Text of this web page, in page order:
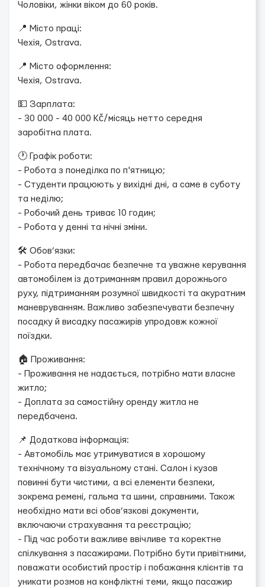
Чоловіки, жінки віком до 60 років.
📍 Місто праці:
Чехія, Ostrava.
📍 Місто оформлення:
Чехія, Ostrava.
💵 Зарплата:
- 30 000 - 40 000 Kč/місяць нетто середня
заробітна плата.
🕐 Графік роботи:
- Робота з понеділка по п'ятницю;
- Студенти працюють у вихідні дні, а саме в суботу
та неділю;
- Робочий день триває 10 годин;
- Робота у денні та нічні зміни.
🛠 Обов’язки:
- Робота передбачає безпечне та уважне керування
автомобілем із дотриманням правил дорожнього
руху, підтриманням розумної швидкості та акуратним
маневруванням. Важливо забезпечувати безпечну
посадку й висадку пасажирів упродовж кожної
поїздки.
🏠 Проживання:
- Проживання не надається, потрібно мати власне
житло;
- Доплата за самостійну оренду житла не
передбачена.
📌 Додаткова інформація:
- Автомобіль має утримуватися в хорошому
технічному та візуальному стані. Салон і кузов
повинні бути чистими, а всі елементи безпеки,
зокрема ремені, гальма та шини, справними. Також
необхідно мати всі обов’язкові документи,
включаючи страхування та реєстрацію;
- Під час роботи важливе ввічливе та коректне
спілкування з пасажирами. Потрібно бути привітними,
поважати особистий простір і побажання клієнтів та
уникати розмов на конфліктні теми, якщо пасажир